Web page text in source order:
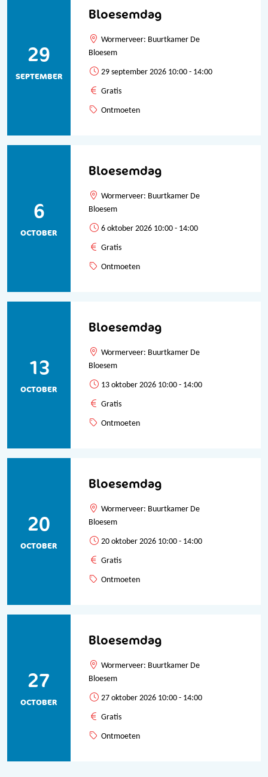
Bloesemdag
29
SEPTEMBER
Wormerveer: Buurtkamer De
Bloesem
29 september 2026 10:00 - 14:00
Gratis
Ontmoeten
Bloesemdag
6
OCTOBER
Wormerveer: Buurtkamer De
Bloesem
6 oktober 2026 10:00 - 14:00
Gratis
Ontmoeten
Bloesemdag
13
OCTOBER
Wormerveer: Buurtkamer De
Bloesem
13 oktober 2026 10:00 - 14:00
Gratis
Ontmoeten
Bloesemdag
20
OCTOBER
Wormerveer: Buurtkamer De
Bloesem
20 oktober 2026 10:00 - 14:00
Gratis
Ontmoeten
Bloesemdag
27
OCTOBER
Wormerveer: Buurtkamer De
Bloesem
27 oktober 2026 10:00 - 14:00
Gratis
Ontmoeten